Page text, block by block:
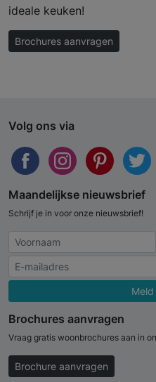
ideale keuken!
Brochures aanvragen
Volg ons via
Maandelijkse nieuwsbrief
Schrijf je in voor onze nieuwsbrief!
Meld
Brochures aanvragen
Vraag gratis woonbrochures aan in
Brochure aanvragen